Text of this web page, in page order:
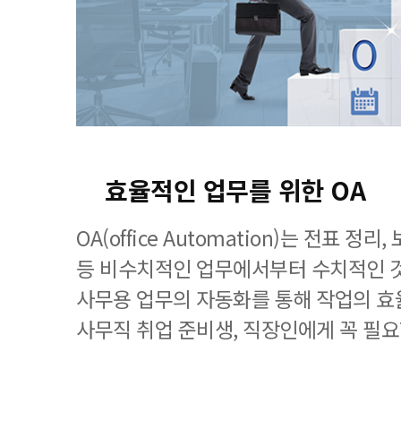
효율적인 업무를 위한 OA
OA(office Automation)는 전표 정리,
등 비수치적인 업무에서부터 수치적인
사무용 업무의 자동화를 통해 작업의
사무직 취업 준비생, 직장인에게 꼭 필